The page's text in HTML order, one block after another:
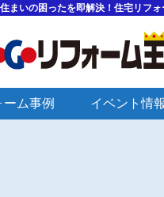
住まいの困ったを即解決！住宅リフ
ーム事例 イベント情